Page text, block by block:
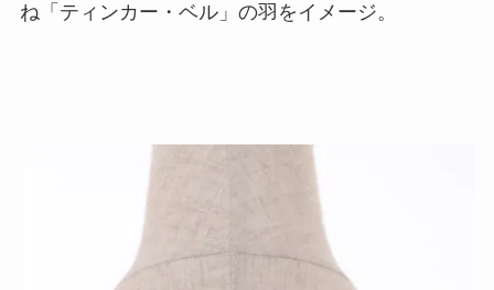
ね「ティンカー・ベル」の羽をイメージ。